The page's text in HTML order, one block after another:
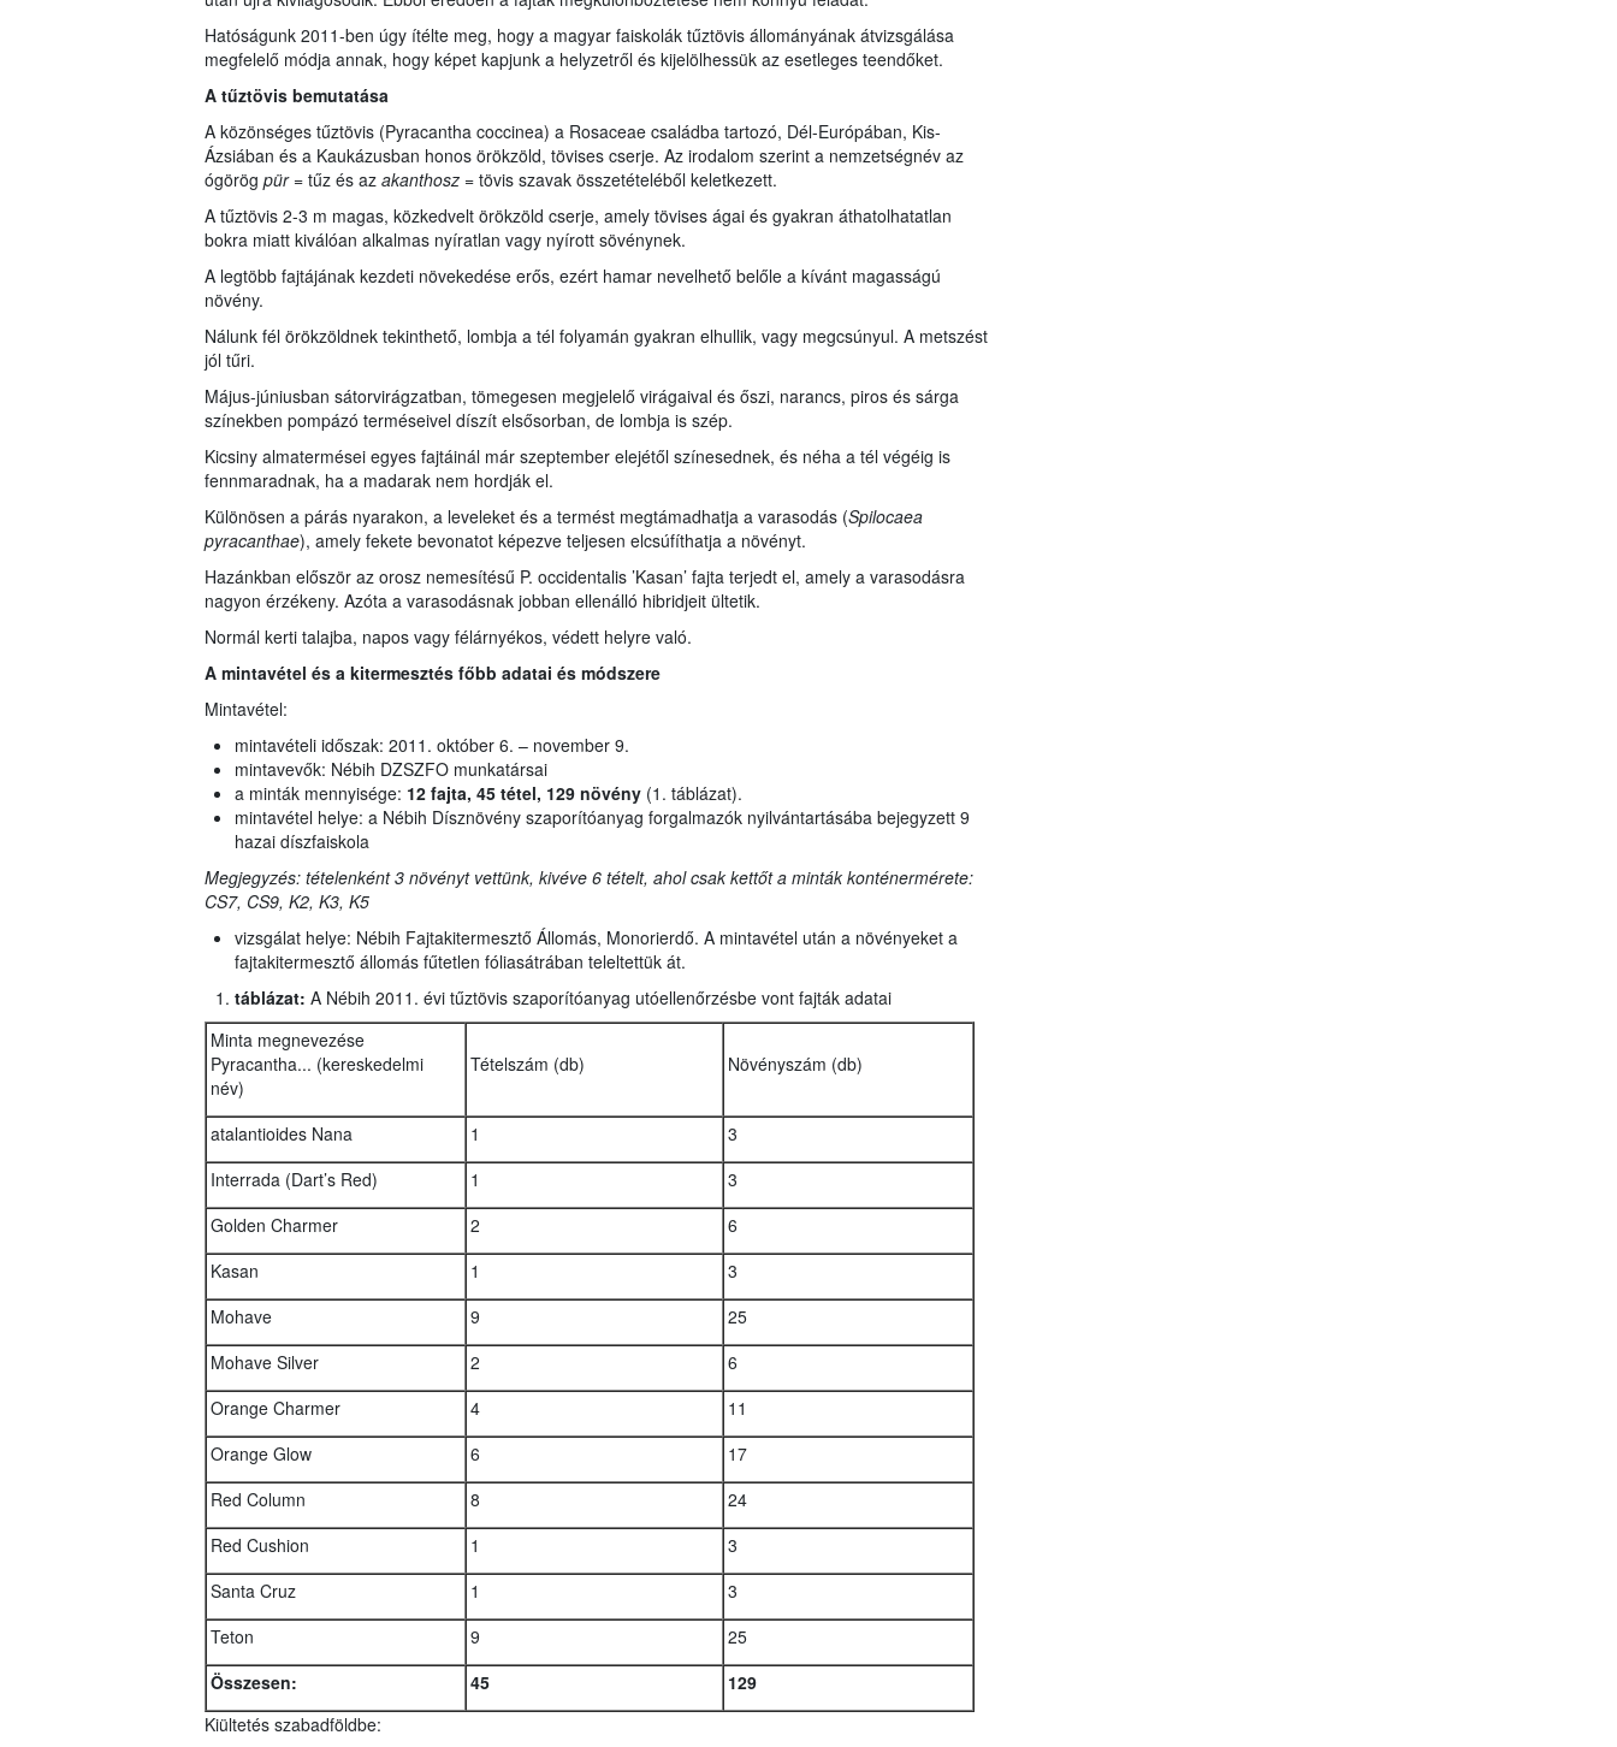
Hatóságunk 2011-ben úgy ítélte meg, hogy a magyar faiskolák tűztövis állományának átvizsgálása
megfelelő módja annak, hogy képet kapjunk a helyzetről és kijelölhessük az esetleges teendőket.
A tűztövis bemutatása
A közönséges tűztövis (Pyracantha coccinea) a Rosaceae családba tartozó, Dél-Európában, Kis-
Ázsiában és a Kaukázusban honos örökzöld, tövises cserje. Az irodalom szerint a nemzetségnév az
ógörög pür= tűz és az akanthosz= tövis szavak összetételéből keletkezett.
A tűztövis 2-3 m magas, közkedvelt örökzöld cserje, amely tövises ágai és gyakran áthatolhatatlan
bokra miatt kiválóan alkalmas nyíratlan vagy nyírott sövénynek.
A legtöbb fajtájának kezdeti növekedése erős, ezért hamar nevelhető belőle a kívánt magasságú
növény.
Nálunk fél örökzöldnek tekinthető, lombja a tél folyamán gyakran elhullik, vagy megcsúnyul. A metszést
jól tűri.
Május-júniusban sátorvirágzatban, tömegesen megjelelő virágaival és őszi, narancs, piros és sárga
színekben pompázó terméseivel díszít elsősorban, de lombja is szép.
Kicsiny almatermései egyes fajtáinál már szeptember elejétől színesednek, és néha a tél végéig is
fennmaradnak, ha a madarak nem hordják el.
Különösen a párás nyarakon, a leveleket és a termést megtámadhatja a varasodás (Spilocaea
pyracanthae), amely fekete bevonatot képezve teljesen elcsúfíthatja a növényt.
Hazánkban először az orosz nemesítésű P. occidentalis ’Kasan’ fajta terjedt el, amely a varasodásra
nagyon érzékeny. Azóta a varasodásnak jobban ellenálló hibridjeit ültetik.
Normál kerti talajba, napos vagy félárnyékos, védett helyre való.
A mintavétel és a kitermesztés főbb adatai és módszere
Mintavétel:
mintavételi időszak: 2011. október 6. – november 9.
mintavevők: Nébih DZSZFO munkatársai
a minták mennyisége: 12 fajta, 45 tétel, 129 növény(1. táblázat).
mintavétel helye: a Nébih Dísznövény szaporítóanyag forgalmazók nyilvántartásába bejegyzett 9
hazai díszfaiskola
Megjegyzés: tételenként 3 növényt vettünk, kivéve 6 tételt, ahol csak kettőt a minták konténermérete:
CS7, CS9, K2, K3, K5
vizsgálat helye: Nébih Fajtakitermesztő Állomás, Monorierdő. A mintavétel után a növényeket a
fajtakitermesztő állomás fűtetlen fóliasátrában teleltettük át.
táblázat: A Nébih 2011. évi tűztövis szaporítóanyag utóellenőrzésbe vont fajták adatai
Minta megnevezése
Pyracantha... (kereskedelmi
név)
Tételszám (db) Növényszám (db)
atalantioides Nana 1
3
Interrada (Dart’s Red)
1
3
Golden Charmer
2
6
Kasan
1
3
Mohave
9
25
Mohave Silver
2
6
Orange Charmer
4
11
Orange Glow
6
17
Red Column
8
24
Red Cushion
1
3
Santa Cruz
1
3
Teton
9
25
Összesen:
45
129
Kiültetés szabadföldbe: